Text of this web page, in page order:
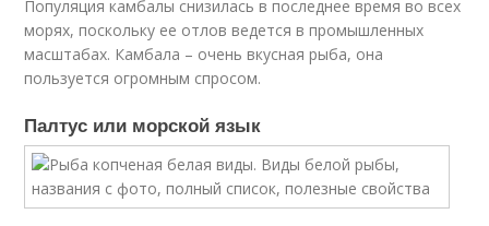
Популяция камбалы снизилась в последнее время во всех
морях, поскольку ее отлов ведется в промышленных
масштабах. Камбала – очень вкусная рыба, она
пользуется огромным спросом.
Палтус или морской язык